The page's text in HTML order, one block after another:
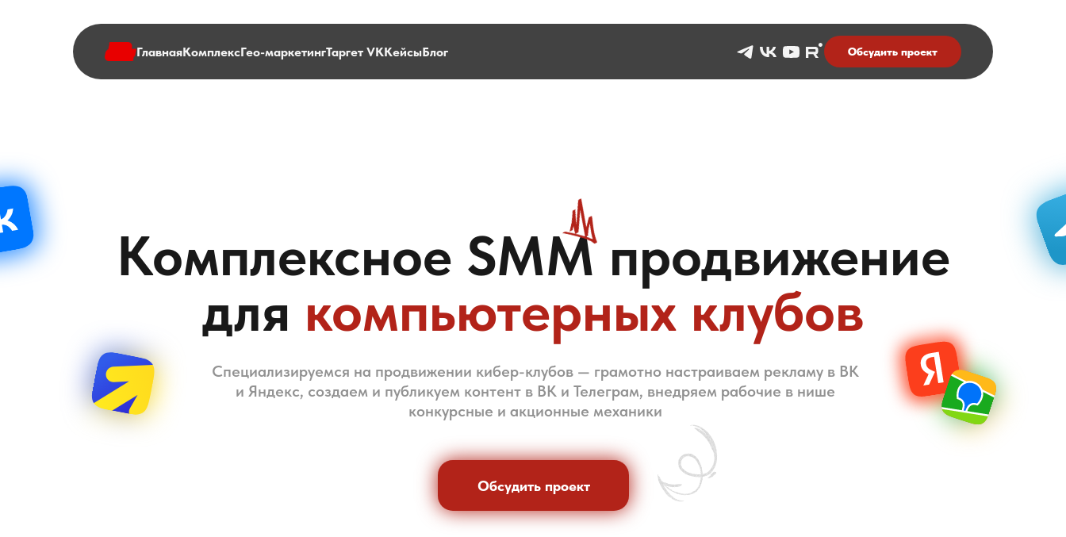
ГлавнаяКомплексГео-маркетингТаргет VKКейсыБлог Обсудить проект
Комплексное SMM продвижение
для компьютерных клубов
Специализируемся на продвижении кибер-клубов — грамотно настраиваем рекламу в ВК
и Яндекс, создаем и публикуем контент в ВК и Телеграм, внедряем рабочие в нише
конкурсные и акционные механики
Обсудить проект
Обсудить проект